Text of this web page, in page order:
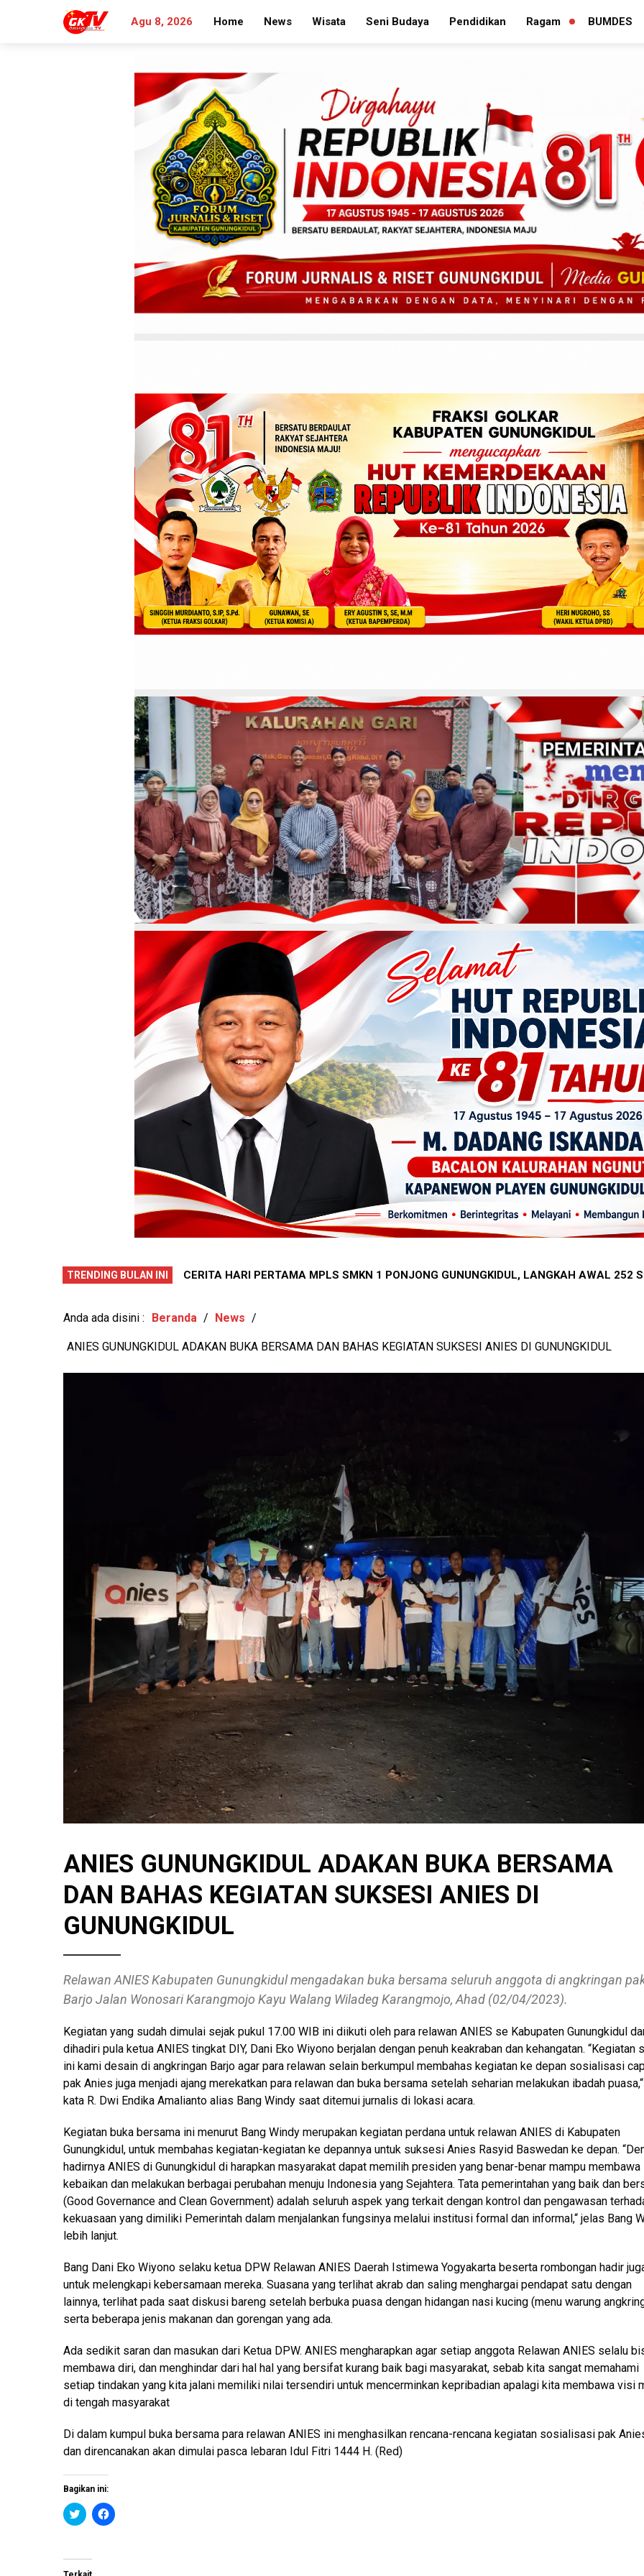
Agu 8, 2026 Home News Wisata Seni Budaya Pendidikan Ragam
PERLUAS
BUMDES
Search
for:
TRENDING BULAN INI
AWAL 252 SISWA MENUJU
PECAH REKOR !! 7 WARGA BEREBUT KURSI LURAH MONGGOL, TERBANYAK
Anda ada disini : Beranda / News /
ANIES GUNUNGKIDUL ADAKAN BUKA BERSAMA DAN BAHAS KEGIATAN SUKSESI ANIES DI GUNUNGKIDUL
ANIES GUNUNGKIDUL ADAKAN BUKA BERSAMA
DAN BAHAS KEGIATAN SUKSESI ANIES DI
GUNUNGKIDUL
Relawan ANIES Kabupaten Gunungkidul mengadakan buka bersama seluruh anggota di angkringan
Barjo Jalan Wonosari Karangmojo Kayu Walang Wiladeg Karangmojo, Ahad (02/04/2023).
Kegiatan yang sudah dimulai sejak pukul 17.00 WIB ini diikuti oleh para relawan ANIES se Kabupaten Gunungkidul
dihadiri pula ketua ANIES tingkat DIY, Dani Eko Wiyono berjalan dengan penuh keakraban dan kehangatan. “Kegiatan
ini kami desain di angkringan Barjo agar para relawan selain berkumpul membahas kegiatan ke depan sosialisasi
pak Anies juga menjadi ajang merekatkan para relawan dan buka bersama setelah seharian melakukan ibadah puasa,“
kata R. Dwi Endika Amalianto alias Bang Windy saat ditemui jurnalis di lokasi acara.
Kegiatan buka bersama ini menurut Bang Windy merupakan kegiatan perdana untuk relawan ANIES di Kabupaten
Gunungkidul, untuk membahas kegiatan-kegiatan ke depannya untuk suksesi Anies Rasyid Baswedan ke depan.
hadirnya ANIES di Gunungkidul di harapkan masyarakat dapat memilih presiden yang benar-benar mampu membawa
kebaikan dan melakukan berbagai perubahan menuju Indonesia yang Sejahtera. Tata pemerintahan yang baik dan
(Good Governance and Clean Government) adalah seluruh aspek yang terkait dengan kontrol dan pengawasan
kekuasaan yang dimiliki Pemerintah dalam menjalankan fungsinya melalui institusi formal dan informal,“ jelas Bang
lebih lanjut.
Bang Dani Eko Wiyono selaku ketua DPW Relawan ANIES Daerah Istimewa Yogyakarta beserta rombongan hadir
untuk melengkapi kebersamaan mereka. Suasana yang terlihat akrab dan saling menghargai pendapat satu dengan
lainnya, terlihat pada saat diskusi bareng setelah berbuka puasa dengan hidangan nasi kucing (menu warung
serta beberapa jenis makanan dan gorengan yang ada.
Ada sedikit saran dan masukan dari Ketua DPW. ANIES mengharapkan agar setiap anggota Relawan ANIES selalu
membawa diri, dan menghindar dari hal hal yang bersifat kurang baik bagi masyarakat, sebab kita sangat memahami
setiap tindakan yang kita jalani memiliki nilai tersendiri untuk mencerminkan kepribadian apalagi kita membawa visi
di tengah masyarakat
Di dalam kumpul buka bersama para relawan ANIES ini menghasilkan rencana-rencana kegiatan sosialisasi pak
dan direncanakan akan dimulai pasca lebaran Idul Fitri 1444 H. (Red)
Bagikan ini:
K
l
n
K
l